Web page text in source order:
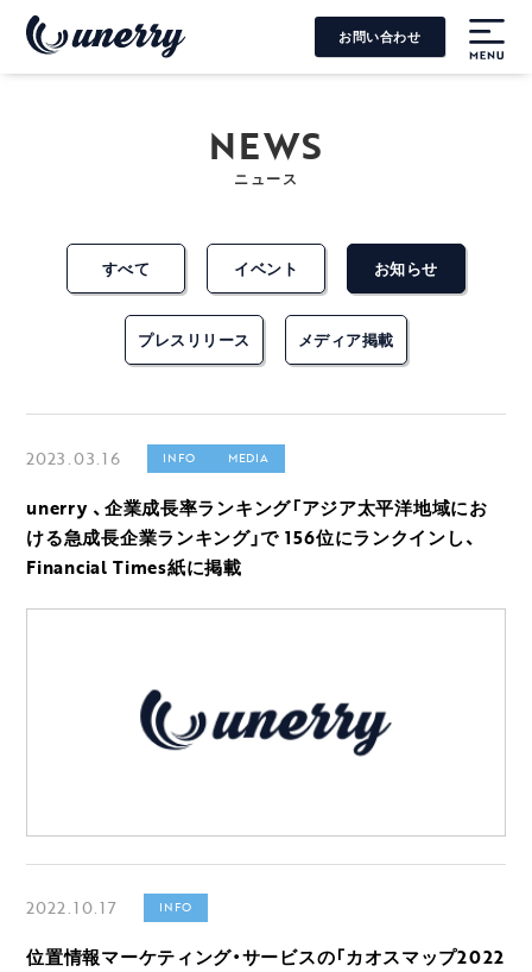
お問い合わせ
NEWS
ニュース
すべて イベント お知らせ
プレスリリース メディア掲載
2023.03.16 INFO MEDIA
unerry 、企業成長率ランキング「アジア太平洋地域にお
ける急成長企業ランキング」で 156位にランクインし、
Financial Times紙に掲載
2022.10.17 INFO
位置情報マーケティング・サービスの「カオスマップ2022